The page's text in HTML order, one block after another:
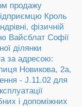
продажу
Кроль
фізичній
Вайсблат Софії
ділянки
за адресою:
Новикова, 2а,
- J.11.02 для
і допоміжних